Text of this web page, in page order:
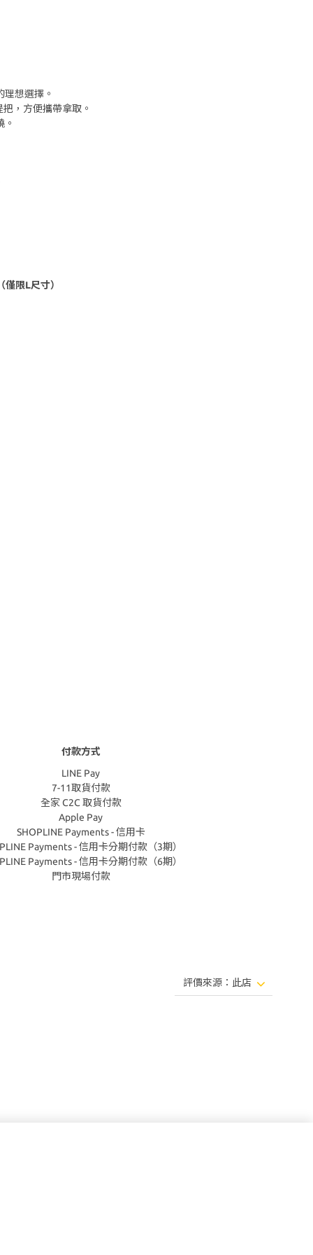
想選擇。
，方便攜帶拿取。
限L尺寸）
付款方式
LINE Pay
7-11取貨付款
全家 C2C 取貨付款
Apple Pay
SHOPLINE Payments - 信用卡
Payments - 信用卡分期付款（3期）
Payments - 信用卡分期付款（6期）
門市現場付款